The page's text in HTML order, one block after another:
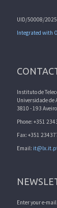
UID/50008/2025
Integrated with
Instituto de
Universidade de
3810 - 193
Phone: +351
Fax: +351
Email:
Enter your e-